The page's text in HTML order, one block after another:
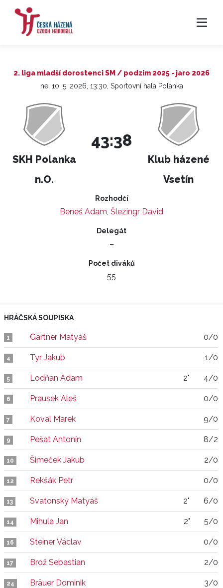
2. liga mladší dorostenci SM / podzim 2025 - jaro 2026
ne, 10. 5. 2026, 13:30, Sportovní hala Polanka
SKH Polanka
n.O.
43:38
Klub házené
Vsetín
Rozhodčí
Beneš Adam, Šlezingr David
Delegát
–
Počet diváků
55
HRÁČSKÁ SOUPISKA
1 Gärtner Matyáš 0/0
4 Tyr Jakub 1/0
5 Lodňan Adam 2" 4/0
6 Prausek Aleš 0/0
7 Koval Marek 9/0
9 Pešat Antonín 8/2
10 Šimeček Jakub 2/0
12 Rekšák Petr 0/0
13 Svatonský Matyáš 2" 6/0
14 Mihula Jan 2" 5/0
16 Steiner Václav 0/0
17 Brož Sebastian 2/0
24 Bräuer Dominik 3/0